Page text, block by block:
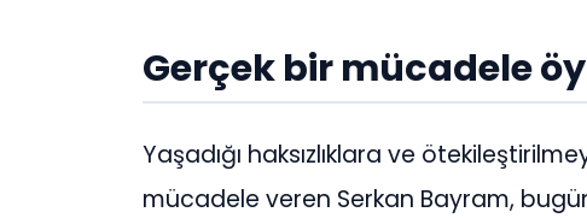
Gerçek bir mücadele
Yaşadığı haksızlıklara ve
mücadele veren Serkan Bayram,